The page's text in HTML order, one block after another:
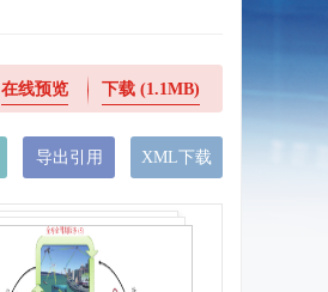
在线预览 下载(1.1MB)
导出引用 XML下载